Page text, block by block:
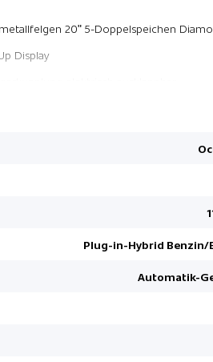
20" 5-Doppelspeichen
Display
12-fach el. verst. u. heizbar/ Memory
Plug-in-Hybrid Benzin/
Automatik-